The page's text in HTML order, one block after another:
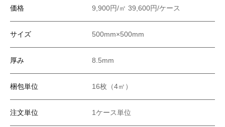
価格 9,900円/㎡ 39,600円/ケース
サイズ 500mm×500mm
厚み 8.5mm
梱包単位 16枚（4㎡）
注文単位 1ケース単位